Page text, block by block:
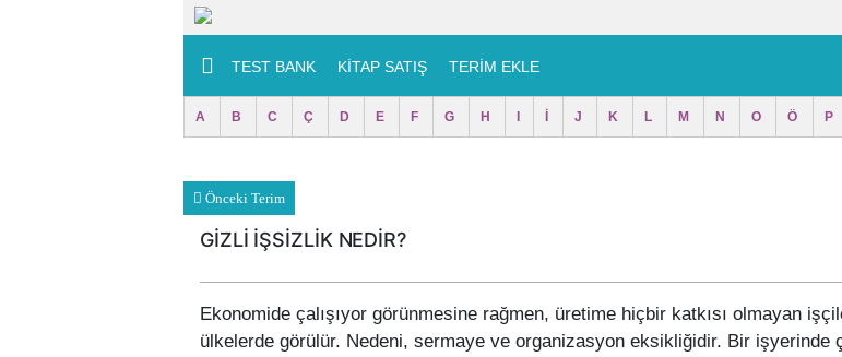
TEST BANK KITAP SATIŞ TERİM EKLE
A B C Ç D E F G H I İ J K L M N O Ö P
Önceki Terim
GİZLİ İŞSİZLİK NEDİR?
Ekonomide çalışıyor görünmesine rağmen, üretime hiçbir katkısı olmayan
ülkelerde görülür. Nedeni, sermaye ve organizasyon eksikliğidir. Bir işyerinde